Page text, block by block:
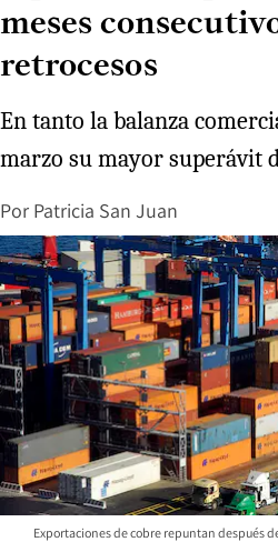
meses
retrocesos
En tanto la balanza
marzo su mayor superávit
Por Patricia San Juan
Exportaciones de cobre repuntan después